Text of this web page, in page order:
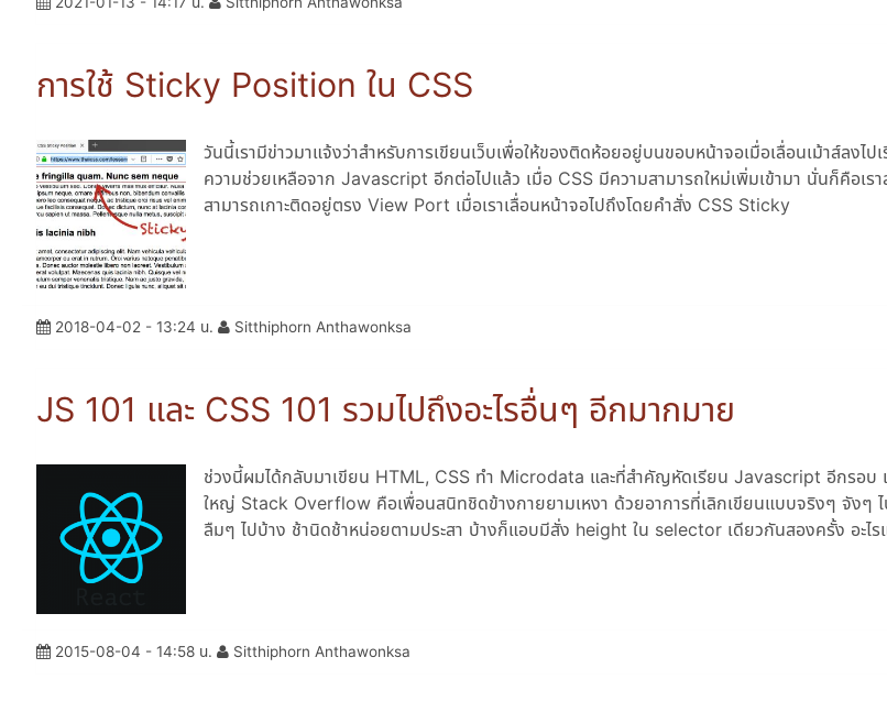
การใช้ Sticky Position ใน CSS
วันนี้เรามีข่าวมาแจ้งว่าสำหรับการเขียนเว็บเพื่อให้ของติดห้อยอยู่บนขอบหน้าจอเมื่อเลื่อนเม้าส์ลงไปเ
ความช่วยเหลือจาก Javascript อีกต่อไปแล้ว เมื่อ CSS มีความสามารถใหม่เพิ่มเข้ามา นั่นก็คือเร
สามารถเกาะติดอยู่ตรง View Port เมื่อเราเลื่อนหน้าจอไปถึงโดยคำสั่ง CSS Sticky
2018-04-02 - 13:24 น. Sitthiphorn Anthawonksa
JS 101 และ CSS 101 รวมไปถึงอะไรอื่นๆ อีกมากมาย
ช่วงนี้ผมได้กลับมาเขียน HTML, CSS ทำ Microdata และที่สำคัญหัดเรียน Javascript อีกรอบ
ใหญ่ Stack Overflow คือเพื่อนสนิทชิดข้างกายยามเหงา ด้วยอาการที่เลิกเขียนแบบจริงๆ จังๆ
ลืมๆ ไปบ้าง ช้านิดช้าหน่อยตามประสา บ้างก็แอบมีสั่ง height ใน selector เดียวกันสองครั้ง อะไ
2015-08-04 - 14:58 น. Sitthiphorn Anthawonksa